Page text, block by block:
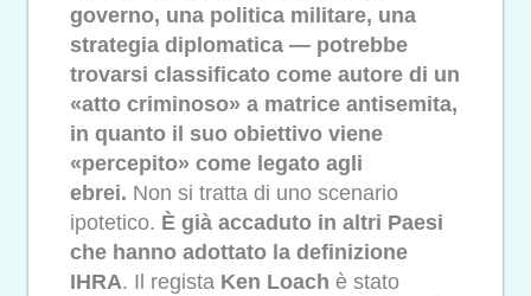
governo, una politica militare, una
strategia diplomatica — potrebbe
trovarsi classificato come autore di un
«atto criminoso» a matrice antisemita,
in quanto il suo obiettivo viene
«percepito» come legato agli
ebrei. Non si tratta di uno scenario
ipotetico. È già accaduto in altri Paesi
che hanno adottato la definizione
IHRA. Il regista Ken Loach è stato